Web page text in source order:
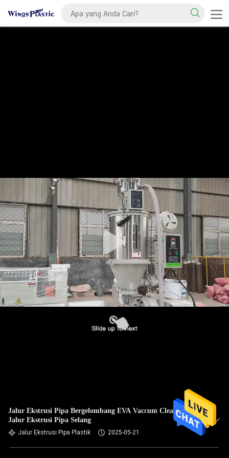
Jalur Ekstrusi Pipa Bergelombang EVA Vaccum Cleaner
Jalur Ekstrusi Pipa Selang
Jalur Ekstrusi Pipa Plastik 2025-05-21